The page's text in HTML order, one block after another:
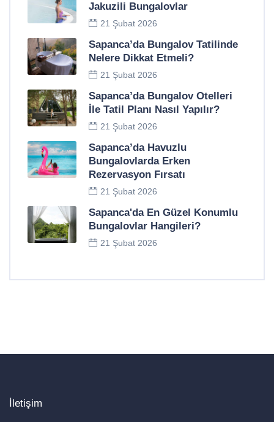
Jakuzili Bungalovlar
21 Şubat 2026
Sapanca’da Bungalov Tatilinde
Nelere Dikkat Etmeli?
21 Şubat 2026
Sapanca’da Bungalov Otelleri
İle Tatil Planı Nasıl Yapılır?
21 Şubat 2026
Sapanca’da Havuzlu
Bungalovlarda Erken
Rezervasyon Fırsatı
21 Şubat 2026
Sapanca'da En Güzel Konumlu
Bungalovlar Hangileri?
21 Şubat 2026
İletişim